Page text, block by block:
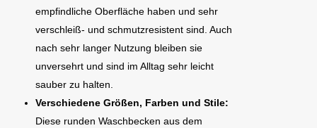
empfindliche Oberfläche haben und sehr
verschleiß- und schmutzresistent sind. Auch
nach sehr langer Nutzung bleiben sie
unversehrt und sind im Alltag sehr leicht
sauber zu halten.
Verschiedene Größen, Farben und Stile:
Diese runden Waschbecken aus dem